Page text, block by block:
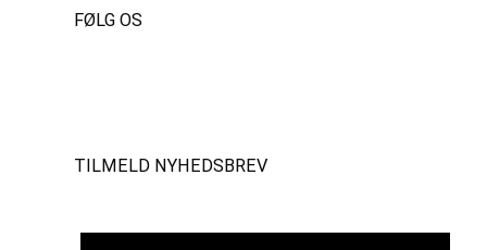
FØLG OS
TILMELD NYHEDSBREV